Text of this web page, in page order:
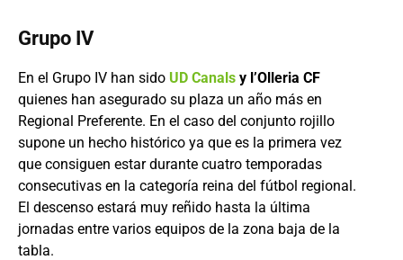
Grupo IV
En el Grupo IV han sido UD Canals y l’Olleria CF
quienes han asegurado su plaza un año más en
Regional Preferente. En el caso del conjunto rojillo
supone un hecho histórico ya que es la primera vez
que consiguen estar durante cuatro temporadas
consecutivas en la categoría reina del fútbol regional.
El descenso estará muy reñido hasta la última
jornadas entre varios equipos de la zona baja de la
tabla.